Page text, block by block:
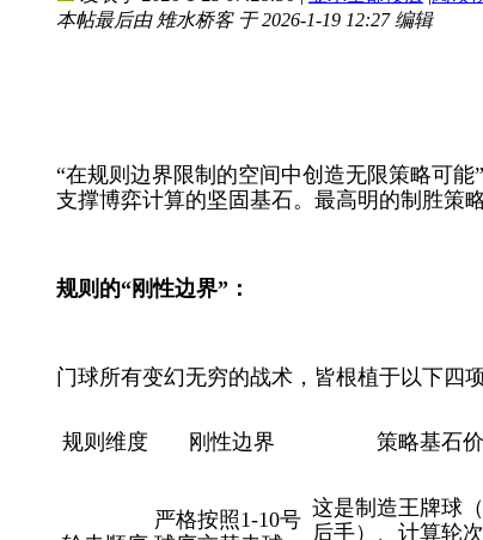
本帖最后由 雉水桥客 于 2026-1-19 12:27 编辑
“在规则边界限制的空间中创造无限策略可能”
支撑博弈计算的坚固基石。 最高明的制胜策
规则的“刚性边界”：
门球所有变幻无穷的战术，皆根植于以下四
规则维度 刚性边界 策略基石
严格按照1-10号 这是制造王牌球
后手）、计算轮